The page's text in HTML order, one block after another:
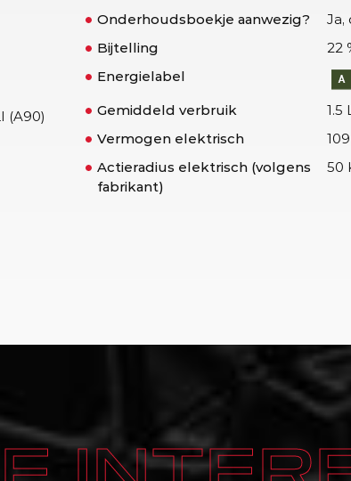
(A90)
Onderhoudsboekje aanwezig?
Ja,
Bijtelling
22
Energielabel
Gemiddeld verbruik
1.5
Vermogen elektrisch
Actieradius elektrisch (volgens
fabrikant)
50